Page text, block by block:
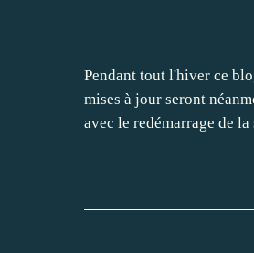
Pendant tout l'hiver ce
mises à jour seront
avec le redémarrage de la